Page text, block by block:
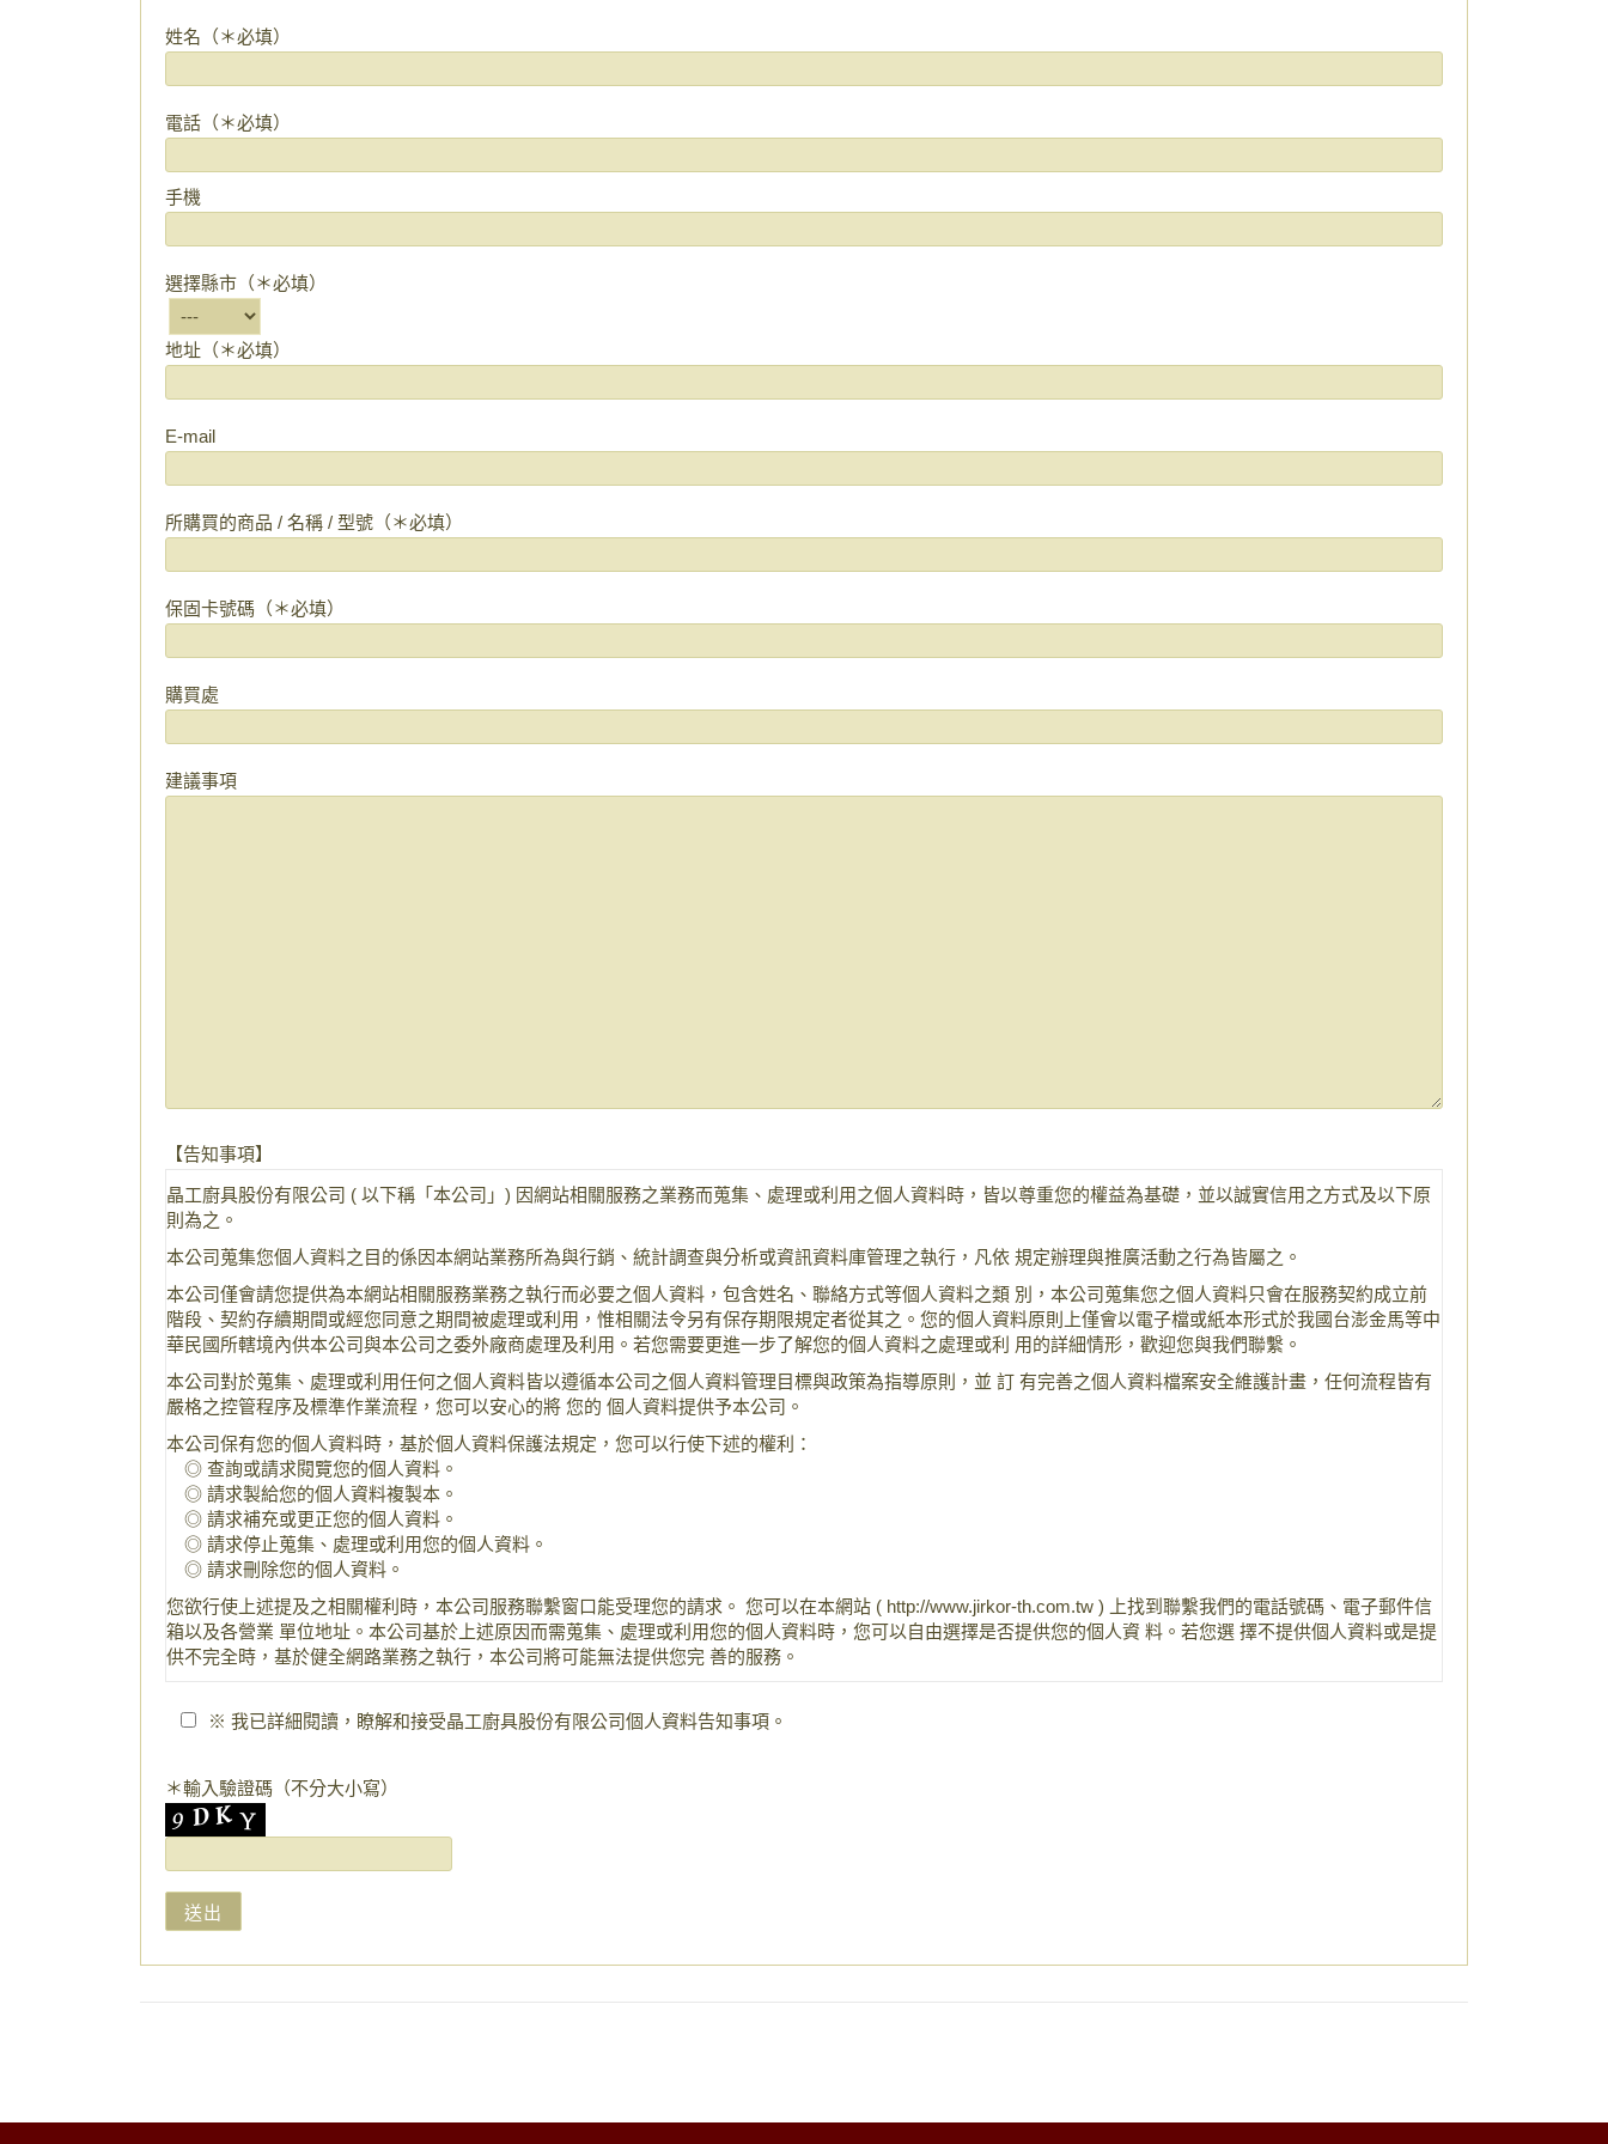
姓名（＊必填）
電話（＊必填）
手機
選擇縣市（＊必填）
地址（＊必填）
E-mail
所購買的商品 / 名稱 / 型號（＊必填）
保固卡號碼（＊必填）
購買處
建議事項
【告知事項】
晶工廚具股份有限公司 ( 以下稱「本公司」) 因網站相關服務之業務而蒐集、處理或利用之個人資料時，皆以尊重您的權益為基礎，並以誠實信用之方式及以下原
則為之。
本公司蒐集您個人資料之目的係因本網站業務所為與行銷、統計調查與分析或資訊資料庫管理之執行，凡依 規定辦理與推廣活動之行為皆屬之。
本公司僅會請您提供為本網站相關服務業務之執行而必要之個人資料，包含姓名、聯絡方式等個人資料之類 別，本公司蒐集您之個人資料只會在服務契約成立前
階段、契約存續期間或經您同意之期間被處理或利用，惟相關法令另有保存期限規定者從其之。您的個人資料原則上僅會以電子檔或紙本形式於我國台澎金馬等中
華民國所轄境內供本公司與本公司之委外廠商處理及利用。若您需要更進一步了解您的個人資料之處理或利 用的詳細情形，歡迎您與我們聯繫。
本公司對於蒐集、處理或利用任何之個人資料皆以遵循本公司之個人資料管理目標與政策為指導原則，並 訂 有完善之個人資料檔案安全維護計畫，任何流程皆有
嚴格之控管程序及標準作業流程，您可以安心的將 您的 個人資料提供予本公司。
本公司保有您的個人資料時，基於個人資料保護法規定，您可以行使下述的權利：
◎ 查詢或請求閱覽您的個人資料。
◎ 請求製給您的個人資料複製本。
◎ 請求補充或更正您的個人資料。
◎ 請求停止蒐集、處理或利用您的個人資料。
◎ 請求刪除您的個人資料。
您欲行使上述提及之相關權利時，本公司服務聯繫窗口能受理您的請求。 您可以在本網站 ( http://www.jirkor-th.com.tw ) 上找到聯繫我們的電話號碼、電子郵件信
箱以及各營業 單位地址。本公司基於上述原因而需蒐集、處理或利用您的個人資料時，您可以自由選擇是否提供您的個人資 料。若您選 擇不提供個人資料或是提
供不完全時，基於健全網路業務之執行，本公司將可能無法提供您完 善的服務。
※ 我已詳細閱讀，瞭解和接受晶工廚具股份有限公司個人資料告知事項。
＊輸入驗證碼（不分大小寫）